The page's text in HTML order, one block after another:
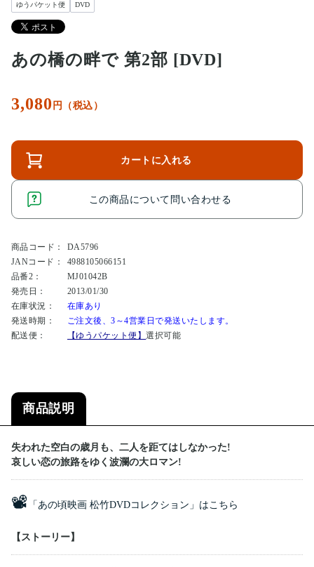
ゆうパケット便 DVD
あの橋の畔で 第2部 [DVD]
3,080 円（税込）
カートに入れる
この商品について問い合わせる
商品コード：
DA5796
JANコード：
4988105066151
品番2：
MJ01042B
発売日：
2013/01/30
在庫状況：
在庫あり
発送時期：
ご注文後、3～4営業日で発送いたします。
配送便：
【ゆうパケット便】選択可能
商品説明
失われた空白の歳月も、二人を距てはしなかった!
哀しい恋の旅路をゆく波瀾の大ロマン!
📽 「あの頃映画 松竹DVDコレクション」はこちら
【ストーリー】